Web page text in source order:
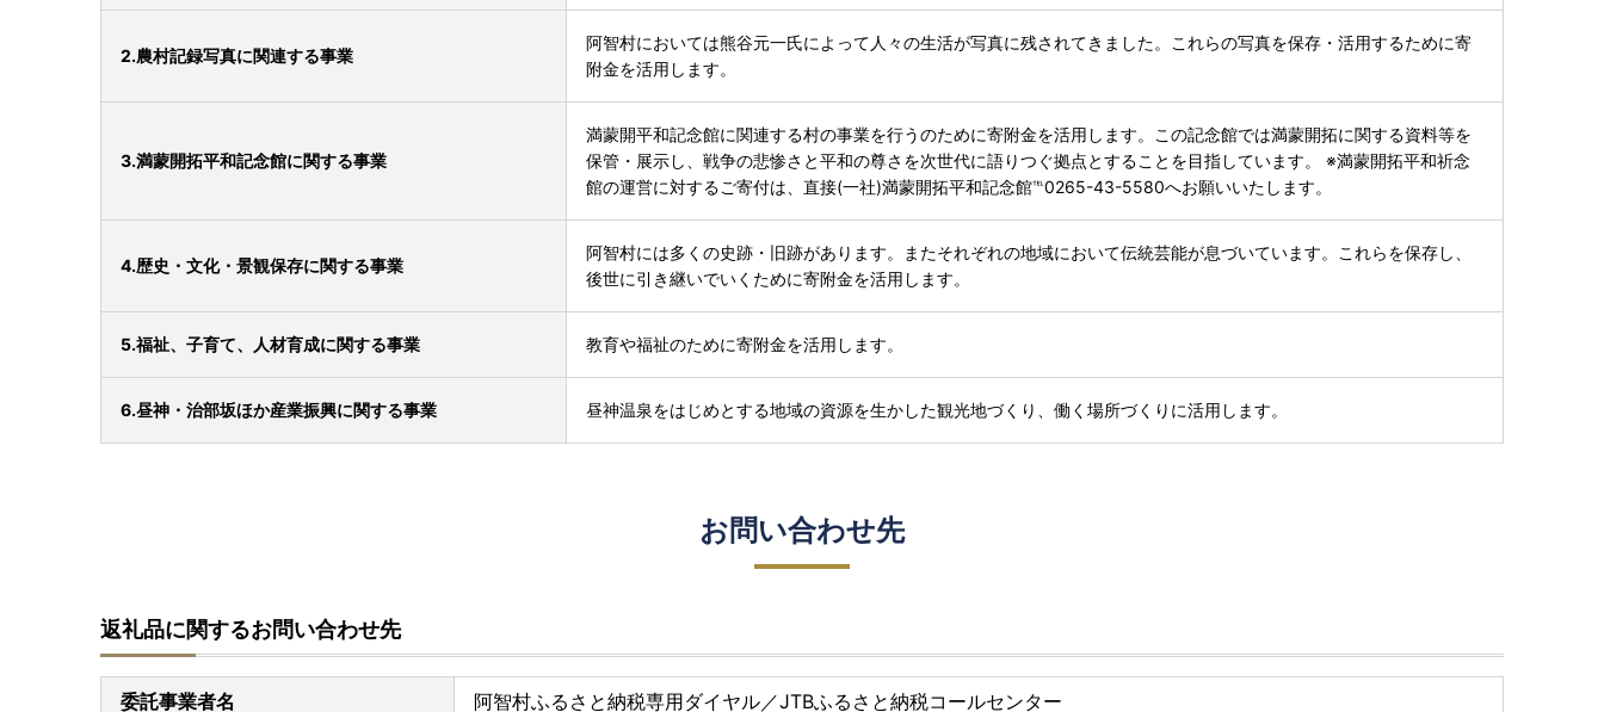
2.農村記録写真に関連する事業
阿智村においては熊谷元一氏によって人々の生活が写真に残されてきました。これらの写真を保存・活用するために寄
附金を活用します。
3.満蒙開拓平和記念館に関する事業
満蒙開平和記念館に関連する村の事業を行うのために寄附金を活用します。この記念館では満蒙開拓に関する資料等を
保管・展示し、戦争の悲惨さと平和の尊さを次世代に語りつぐ拠点とすることを目指しています。 ※満蒙開拓平和祈念
館の運営に対するご寄付は、直接(一社)満蒙開拓平和記念館℡0265-43-5580へお願いいたします。
4.歴史・文化・景観保存に関する事業
阿智村には多くの史跡・旧跡があります。またそれぞれの地域において伝統芸能が息づいています。これらを保存し、
後世に引き継いでいくために寄附金を活用します。
5.福祉、子育て、人材育成に関する事業 教育や福祉のために寄附金を活用します。
6.昼神・治部坂ほか産業振興に関する事業 昼神温泉をはじめとする地域の資源を生かした観光地づくり、働く場所づくりに活用します。
お問い合わせ先
返礼品に関するお問い合わせ先
委託事業者名 阿智村ふるさと納税専用ダイヤル／JTBふるさと納税コールセンター